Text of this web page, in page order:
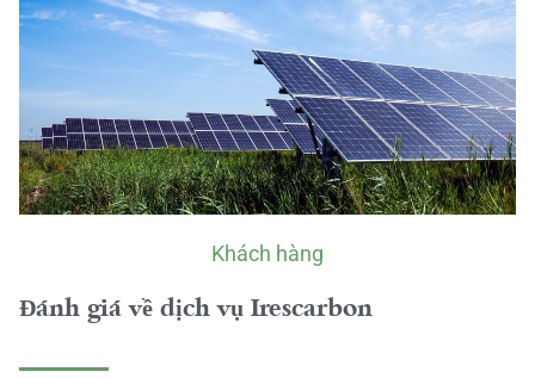
Khách hàng
Đánh giá về dịch vụ Irescarbon